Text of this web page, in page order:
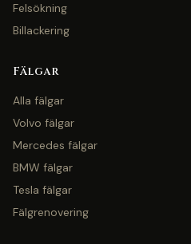
Felsökning
Billackering
Fälgar
Alla fälgar
Volvo fälgar
Mercedes fälgar
BMW fälgar
Tesla fälgar
Fälgrenovering